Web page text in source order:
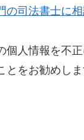
司法書士に
個人情報を不
をお勧めしま